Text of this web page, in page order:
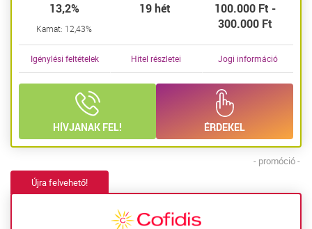
13,2%
Kamat: 12,43%
19 hét
100.000 Ft -
300.000 Ft
Igénylési feltételek Hitel részletei Jogi információ
HÍVJANAK FEL! ÉRDEKEL
- promóció -
Újra felvehető!